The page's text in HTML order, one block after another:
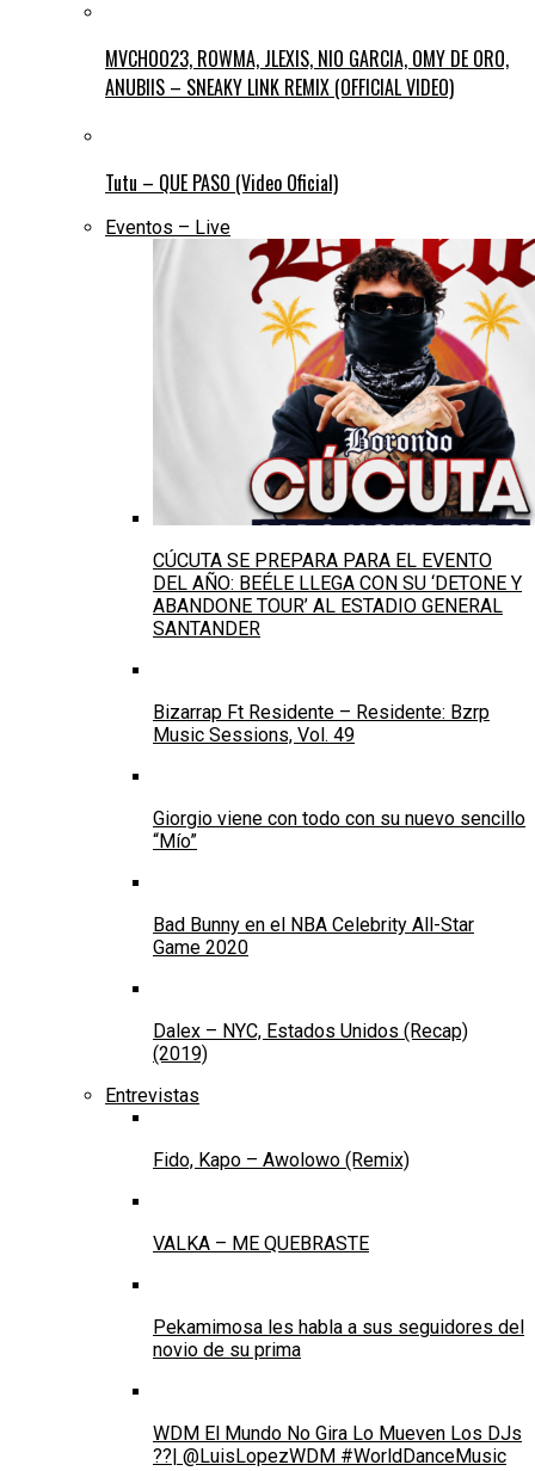
MVCHOO23, ROWMA, JLEXIS, NIO GARCIA, OMY DE ORO,
ANUBIIS – SNEAKY LINK REMIX (OFFICIAL VIDEO)
Tutu – QUE PASO (Video Oficial)
Eventos – Live
CÚCUTA SE PREPARA PARA EL EVENTO
DEL AÑO: BEÉLE LLEGA CON SU ‘DETONE Y
ABANDONE TOUR’ AL ESTADIO GENERAL
SANTANDER
Bizarrap Ft Residente – Residente: Bzrp
Music Sessions, Vol. 49
Giorgio viene con todo con su nuevo sencillo
“Mío”
Bad Bunny en el NBA Celebrity All-Star
Game 2020
Dalex – NYC, Estados Unidos (Recap)
(2019)
Entrevistas
Fido, Kapo – Awolowo (Remix)
VALKA – ME QUEBRASTE
Pekamimosa les habla a sus seguidores del
novio de su prima
WDM El Mundo No Gira Lo Mueven Los DJs
??| @LuisLopezWDM #WorldDanceMusic